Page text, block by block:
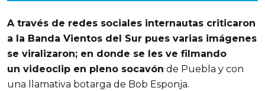
A través de redes sociales internautas criticaron
a la Banda Vientos del Sur pues varias imágenes
se viralizaron; en donde se les ve filmando
un videoclip en pleno socavón de Puebla y con
una llamativa botarga de Bob Esponja.